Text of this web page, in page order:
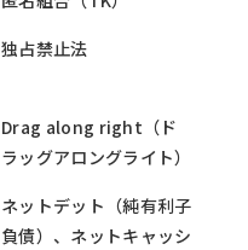
独占禁止法
Drag along right（ド
ラッグアロングライト）
ネットデット（純有利子
負債）、ネットキャッシ